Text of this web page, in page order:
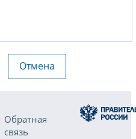
Отмена
Обратная
связь